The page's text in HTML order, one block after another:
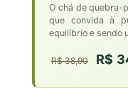
O chá de quebra-
que convida à
equilíbrio e sendo
R$ 38,90 R$